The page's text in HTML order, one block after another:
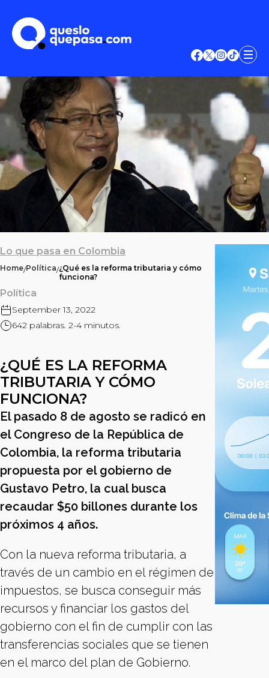
Lo que pasa en Colombia
Home/Política/¿Qué es la reforma tributaria y cómo
funciona?
Política
September 13, 2022
642 palabras. 2-4 minutos.
¿QUÉ ES LA REFORMA
TRIBUTARIA Y CÓMO
FUNCIONA?
El pasado 8 de agosto se radicó en
el Congreso de la República de
Colombia, la reforma tributaria
propuesta por el gobierno de
Gustavo Petro, la cual busca
recaudar $50 billones durante los
próximos 4 años.
Con la nueva reforma tributaria, a
través de un cambio en el régimen de
impuestos, se busca conseguir más
recursos y financiar los gastos del
gobierno con el fin de cumplir con las
transferencias sociales que se tienen
en el marco del plan de Gobierno.